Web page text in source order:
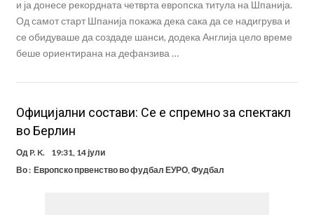
и ја донесе рекордната четврта европска титула на Шпанија.
Од самот старт Шпанија покажа дека сака да се надигрува и
се обидуваше да создаде шанси, додека Англија цело време
беше ориентирана на дефанзива …
Официјални состави: Се е спремно за спектакл
во Берлин
Од P. K.
19:31, 14 јули
Во : Европско првенство во фудбал ЕУРО, Фудбал